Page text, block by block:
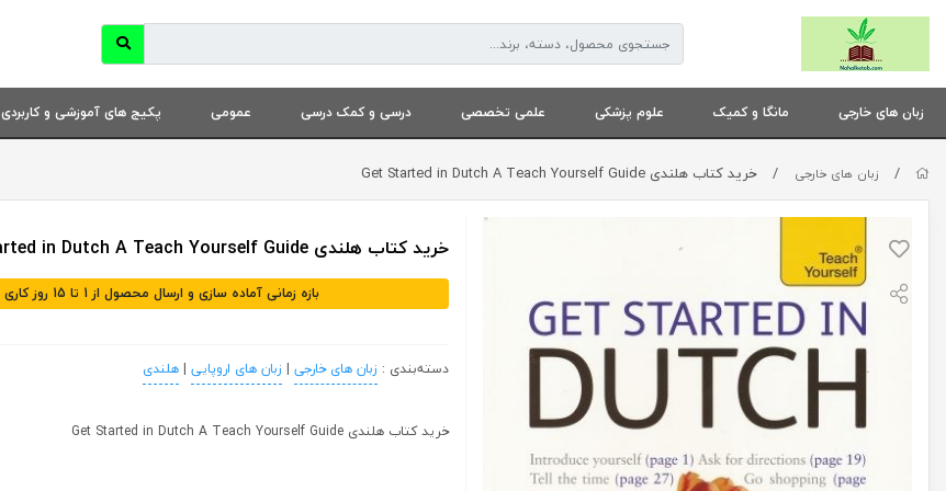
زبان های خارجی مانگا و کمیک علوم پزشکی علمی تخصصی درسی و کمک درسی عمومی پکیج های آموزشی و کاربردی
/ زبان های خارجی / خرید کتاب هلندی Get Started in Dutch A Teach Yourself Guide
خرید کتاب هلندی Get Started in Dutch A Teach Yourself Guide
بازه زمانی آماده سازی و ارسال محصول از 1 تا 15 روز کاری میباشد
دسته‌بندی : زبان های خارجی | زبان های اروپایی |هلندی
خرید کتاب هلندی Get Started in Dutch A Teach Yourself Guide